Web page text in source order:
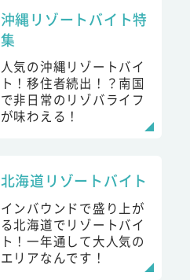
沖縄リゾートバイト特
集
人気の沖縄リゾートバイ
ト！移住者続出！？南国
で非日常のリゾバライフ
が味わえる！
北海道リゾートバイト
インバウンドで盛り上が
る北海道でリゾートバイ
ト！一年通して大人気の
エリアなんです！